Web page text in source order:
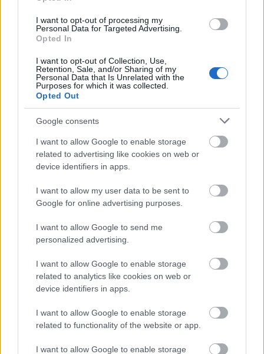
I want to opt-out of processing my
Personal Data for Targeted Advertising.
Opted In
I want to opt-out of Collection, Use,
Retention, Sale, and/or Sharing of my
Personal Data that Is Unrelated with the
Purposes for which it was collected.
Opted Out
Google consents
I want to allow Google to enable storage
related to advertising like cookies on web or
device identifiers in apps.
I want to allow my user data to be sent to
Google for online advertising purposes.
I want to allow Google to send me
personalized advertising.
I want to allow Google to enable storage
related to analytics like cookies on web or
device identifiers in apps.
I want to allow Google to enable storage
related to functionality of the website or app.
I want to allow Google to enable storage
Koncert Szlovákia Zene Jazz
AZ EMBERSÉG ÜNNEPE
ETNOFON AZ I. ONIFESZT-EN
„NEM TÖBB EZER EMBERRE UTAZUNK, HANEM